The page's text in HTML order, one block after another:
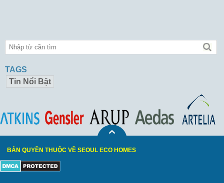
TAGS
Tin Nổi Bật
BẢN QUYỀN THUỘC VỀ SEOUL ECO HOMES